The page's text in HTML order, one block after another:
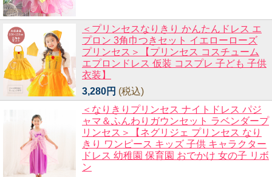
＜プリンセスなりきり かんたんドレス エ
プロン 3角巾つきセット イエローローズ
プリンセス＞【プリンセス コスチューム
エプロンドレス 仮装 コスプレ 子ども 子供
衣装】
3,280円 (税込)
＜なりきりプリンセス ナイトドレス パジ
ャマ＆ふんわりガウンセット ラベンダープ
リンセス＞【ネグリジェ プリンセス なり
きり ワンピース キッズ 子供 キャラクター
ドレス 幼稚園 保育園 おでかけ 女の子 リボ
ン